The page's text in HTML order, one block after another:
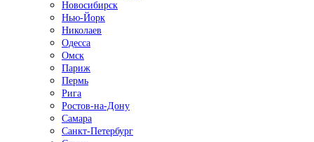
Новосибирск
Нью-Йорк
Николаев
Одесса
Омск
Париж
Пермь
Рига
Ростов-на-Дону
Самара
Санкт-Петербург